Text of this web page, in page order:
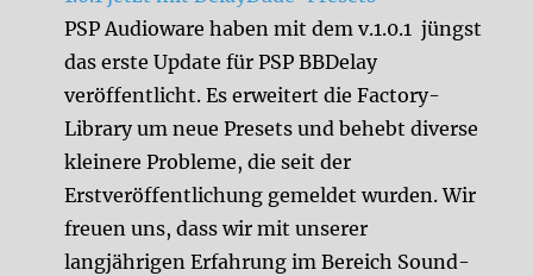
PSP Audioware haben mit dem v.1.0.1 jüngst
das erste Update für PSP BBDelay
veröffentlicht. Es erweitert die Factory-
Library um neue Presets und behebt diverse
kleinere Probleme, die seit der
Erstveröffentlichung gemeldet wurden. Wir
freuen uns, dass wir mit unserer
langjährigen Erfahrung im Bereich Sound-